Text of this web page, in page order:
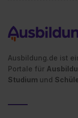
Ausbildung.de ist
Portale für
Studium und